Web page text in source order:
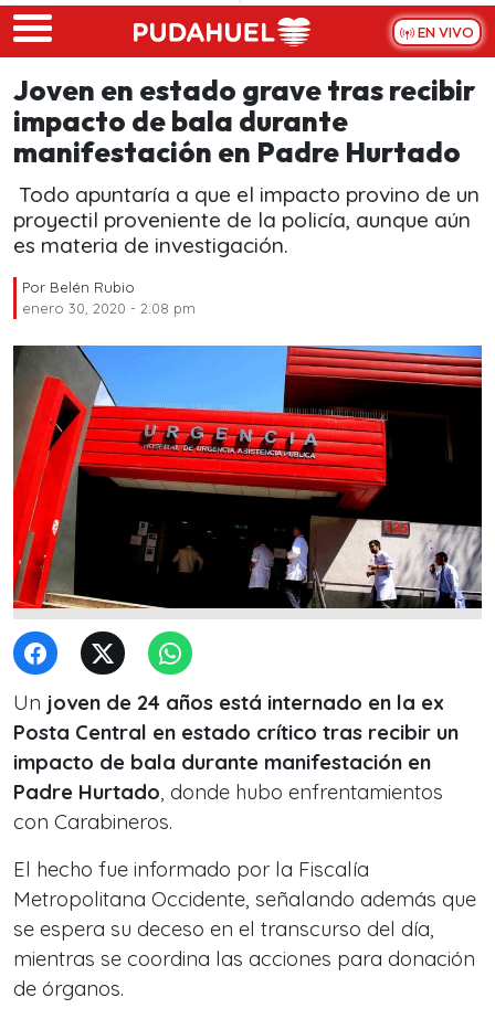
Skip to main content
EN VIVO
Joven en estado grave tras recibir
impacto de bala durante
manifestación en Padre Hurtado
Todo apuntaría a que el impacto provino de un
proyectil proveniente de la policía, aunque aún
es materia de investigación.
Por Belén Rubio
enero 30, 2020 - 2:08 pm
Un joven de 24 años está internado en la ex
Posta Central en estado crítico tras recibir un
impacto de bala durante manifestación en
Padre Hurtado, donde hubo enfrentamientos
con Carabineros.
El hecho fue informado por la Fiscalía
Metropolitana Occidente, señalando además que
se espera su deceso en el transcurso del día,
mientras se coordina las acciones para donación
de órganos.